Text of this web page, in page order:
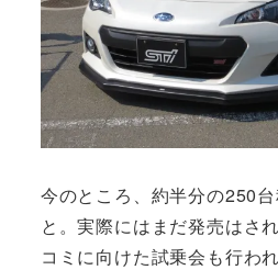
今のところ、約半分の250
と。実際にはまだ発売はさ
コミに向けた試乗会も行わ